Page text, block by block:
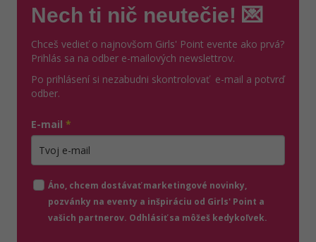
Nech ti nič neutečie! 💌
Chceš vedieť o najnovšom Girls' Point evente ako prvá?
Prihlás sa na odber e-mailových newslettrov.
Po prihlásení si nezabudni skontrolovať e-mail a potvrď
odber.
E-mail *
Áno, chcem dostávať marketingové novinky,
pozvánky na eventy a inšpiráciu od Girls' Point a
vašich partnerov. Odhlásiť sa môžeš kedykoľvek.